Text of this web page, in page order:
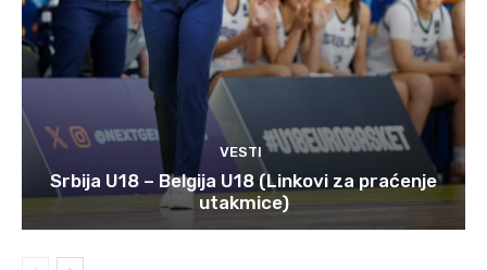
VESTI
Srbija U18 – Belgija U18 (Linkovi za praćenje
utakmice)